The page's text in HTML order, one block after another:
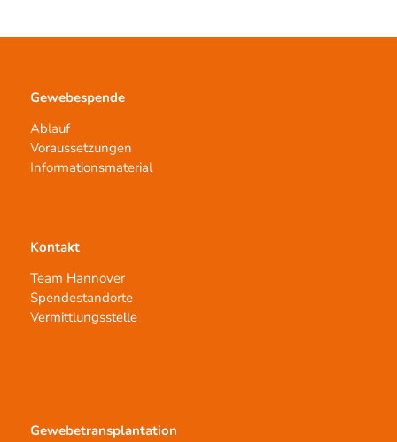
Gewebespende
Ablauf
Voraussetzungen
Informationsmaterial
Kontakt
Team Hannover
Spendestandorte
Vermittlungsstelle
Gewebetransplantation